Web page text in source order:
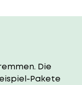
Die
Pakete